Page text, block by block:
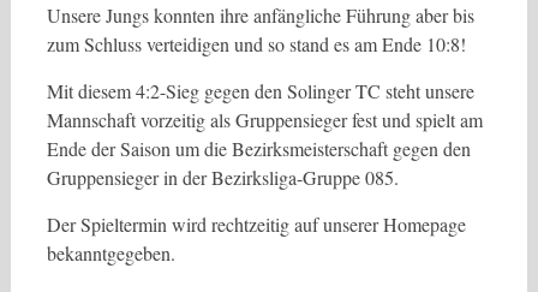
Unsere Jungs konnten ihre anfängliche Führung aber bis
zum Schluss verteidigen und so stand es am Ende 10:8!
Mit diesem 4:2-Sieg gegen den Solinger TC steht unsere
Mannschaft vorzeitig als Gruppensieger fest und spielt am
Ende der Saison um die Bezirksmeisterschaft gegen den
Gruppensieger in der Bezirksliga-Gruppe 085.
Der Spieltermin wird rechtzeitig auf unserer Homepage
bekanntgegeben.